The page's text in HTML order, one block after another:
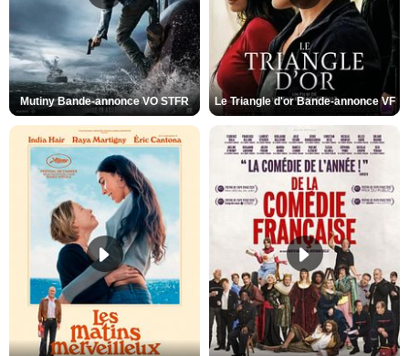
Mutiny Bande-annonce VO STFR Le Triangle d'or Bande-annonce VF